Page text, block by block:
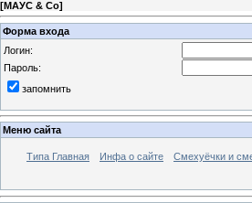
[МАУС & Со]
Форма входа
Логин:
Пароль:
запомнить
Меню сайта
Типа Главная Инфа о сайте Смехуёчки и